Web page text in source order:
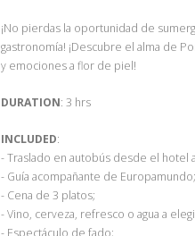
¡No pierdas la oportunidad de
gastronomía! ¡Descubre el alma de
y emociones a flor de piel!
DURATION: 3 hrs
INCLUDED:
- Traslado en autobús desde el hotel
- Guía acompañante de Europamundo;
- Cena de 3 platos;
- Vino, cerveza, refresco o agua a